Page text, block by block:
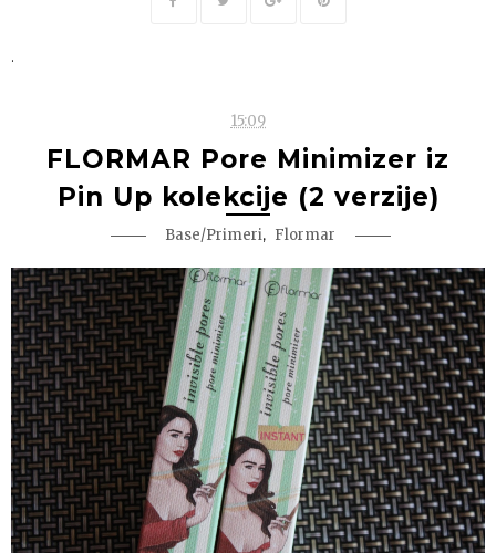
.
15:09
FLORMAR Pore Minimizer iz
Pin Up kolekcije (2 verzije)
Base/Primeri, Flormar